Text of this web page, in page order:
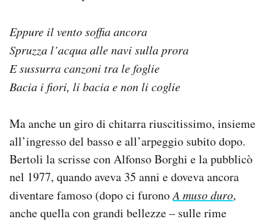
Eppure il vento soffia ancora
Spruzza l’acqua alle navi sulla prora
E sussurra canzoni tra le foglie
Bacia i fiori, li bacia e non li coglie
Ma anche un giro di chitarra riuscitissimo, insieme
all’ingresso del basso e all’arpeggio subito dopo.
Bertoli la scrisse con Alfonso Borghi e la pubblicò
nel 1977, quando aveva 35 anni e doveva ancora
diventare famoso (dopo ci furonoA muso duro,
anche quella con grandi bellezze – sulle rime